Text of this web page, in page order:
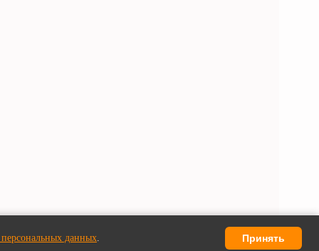
данных. Принять